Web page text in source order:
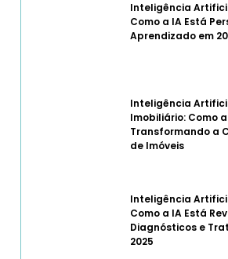
Inteligência
Como a IA Está
Aprendizado em
Inteligência
Imobiliário: Como
Transformando a
de Imóveis
Inteligência
Como a IA Está
Diagnósticos e
2025